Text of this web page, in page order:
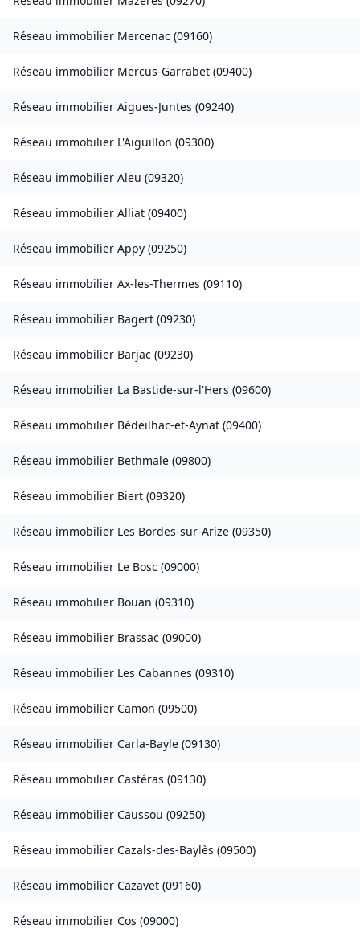
Réseau immobilier Mercenac (09160)
Réseau immobilier Mercus-Garrabet (09400)
Réseau immobilier Aigues-Juntes (09240)
Réseau immobilier L'Aiguillon (09300)
Réseau immobilier Aleu (09320)
Réseau immobilier Alliat (09400)
Réseau immobilier Appy (09250)
Réseau immobilier Ax-les-Thermes (09110)
Réseau immobilier Bagert (09230)
Réseau immobilier Barjac (09230)
Réseau immobilier La Bastide-sur-l'Hers (09600)
Réseau immobilier Bédeilhac-et-Aynat (09400)
Réseau immobilier Bethmale (09800)
Réseau immobilier Biert (09320)
Réseau immobilier Les Bordes-sur-Arize (09350)
Réseau immobilier Le Bosc (09000)
Réseau immobilier Bouan (09310)
Réseau immobilier Brassac (09000)
Réseau immobilier Les Cabannes (09310)
Réseau immobilier Camon (09500)
Réseau immobilier Carla-Bayle (09130)
Réseau immobilier Castéras (09130)
Réseau immobilier Caussou (09250)
Réseau immobilier Cazals-des-Baylès (09500)
Réseau immobilier Cazavet (09160)
Réseau immobilier Cos (09000)